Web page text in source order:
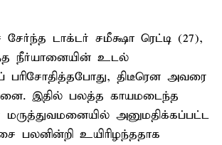
டாக்டர் சமீக்ஷா ரெட்டி (27),
நீர்யானையின் உடல்
பரிசோதித்தபோது, திடீரென அவரை
இதில் பலத்த காயமடைந்த
மருத்துவமனையில் அனுமதிக்கப்பட்ட
பலனின்றி உயிரிழந்ததாக